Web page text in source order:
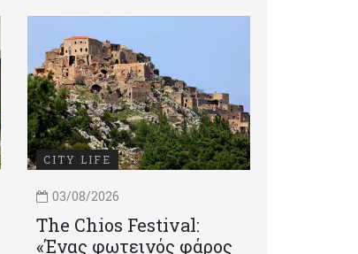
CITY LIFE
03/08/2026
Τhe Chios Festival:
«Ένας φωτεινός φάρος